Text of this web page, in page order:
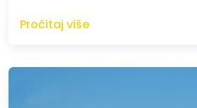
Pročitaj više